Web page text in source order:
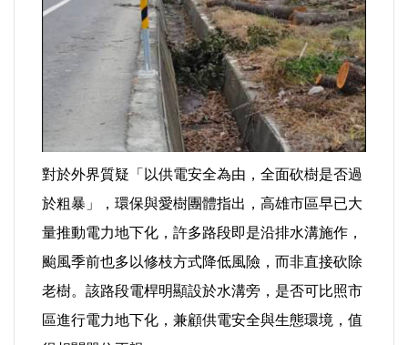
對於外界質疑「以供電安全為由，全面砍樹是否過
於粗暴」，環保與愛樹團體指出，高雄市區早已大
量推動電力地下化，許多路段即是沿排水溝施作，
颱風季前也多以修枝方式降低風險，而非直接砍除
老樹。該路段電桿明顯設於水溝旁，是否可比照市
區進行電力地下化，兼顧供電安全與生態環境，值